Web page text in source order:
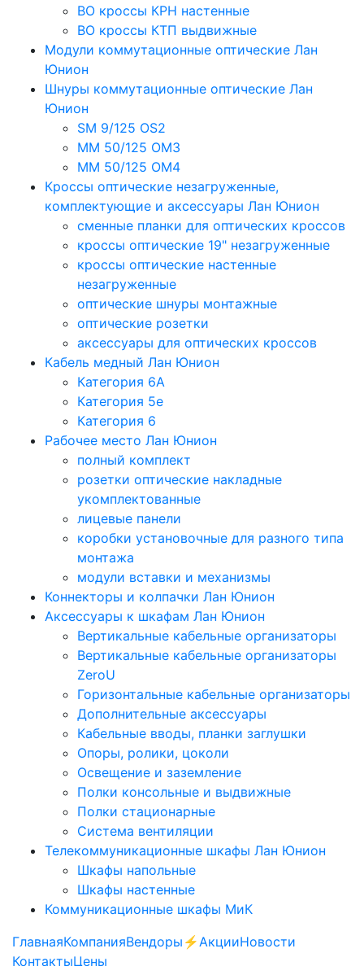
ВО кроссы КРН настенные
ВО кроссы КТП выдвижные
Модули коммутационные оптические Лан
Юнион
Шнуры коммутационные оптические Лан
Юнион
SM 9/125 OS2
MM 50/125 OM3
MM 50/125 OM4
Кроссы оптические незагруженные,
комплектующие и аксессуары Лан Юнион
сменные планки для оптических кроссов
кроссы оптические 19" незагруженные
кроссы оптические настенные
незагруженные
оптические шнуры монтажные
оптические розетки
аксессуары для оптических кроссов
Кабель медный Лан Юнион
Категория 6A
Категория 5e
Категория 6
Рабочее место Лан Юнион
полный комплект
розетки оптические накладные
укомплектованные
лицевые панели
коробки установочные для разного типа
монтажа
модули вставки и механизмы
Коннекторы и колпачки Лан Юнион
Аксессуары к шкафам Лан Юнион
Вертикальные кабельные организаторы
Вертикальные кабельные организаторы
ZeroU
Горизонтальные кабельные организаторы
Дополнительные аксессуары
Кабельные вводы, планки заглушки
Опоры, ролики, цоколи
Освещение и заземление
Полки консольные и выдвижные
Полки стационарные
Система вентиляции
Телекоммуникационные шкафы Лан Юнион
Шкафы напольные
Шкафы настенные
Коммуникационные шкафы МиК
ГлавнаяКомпанияВендоры ⚡️АкцииНовости
КонтактыЦены